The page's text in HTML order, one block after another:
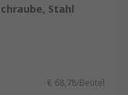
wird. Stahl
€ 68,78/Beutel